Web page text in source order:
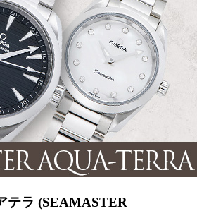
テラ (SEAMASTER